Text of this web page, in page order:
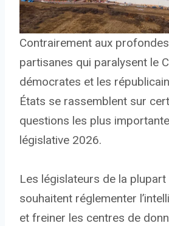
Contrairement aux
partisanes qui paralysent le
démocrates et les
États se rassemblent sur
questions les plus
législative 2026.
Les législateurs de la
souhaitent réglementer
et freiner les centres de